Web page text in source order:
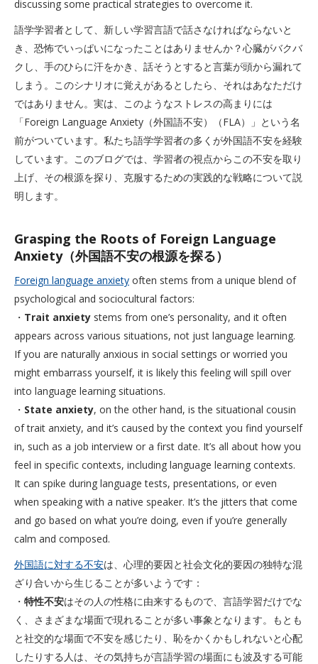
discussing some practical strategies to overcome it.
語学学習者として、新しい学習言語で話さなければならないと
き、恐怖でいっぱいになったことはありませんか？心臓がバクバ
クし、手のひらに汗をかき、話そうとすると言葉が頭から漏れて
しまう。このシナリオに覚えがあるとしたら、それはあなただけ
ではありません。実は、このようなストレスの高まりには
「Foreign Language Anxiety（外国語不安）（FLA）」という名
前がついています。私たち語学学習者の多くが外国語不安を経験
しています。このブログでは、学習者の視点からこの不安を取り
上げ、その根源を探り、克服するための実践的な戦略について説
明します。
Grasping the Roots of Foreign Language
Anxiety（外国語不安の根源を探る）
Foreign language anxiety often stems from a unique blend of
psychological and sociocultural factors:
・ Trait anxiety stems from one’s personality, and it often
appears across various situations, not just language learning.
If you are naturally anxious in social settings or worried you
might embarrass yourself, it is likely this feeling will spill over
into language learning situations.
・ State anxiety, on the other hand, is the situational cousin
of trait anxiety, and it’s caused by the context you find yourself
in, such as a job interview or a first date. It’s all about how you
feel in specific contexts, including language learning contexts.
It can spike during language tests, presentations, or even
when speaking with a native speaker. It’s the jitters that come
and go based on what you’re doing, even if you’re generally
calm and composed.
外国語に対する不安は、心理的要因と社会文化的要因の独特な混
ざり合いから生じることが多いようです：
・ 特性不安はその人の性格に由来するもので、言語学習だけでな
く、さまざまな場面で現れることが多い事象となります。もとも
と社交的な場面で不安を感じたり、恥をかくかもしれないと心配
したりする人は、その気持ちが言語学習の場面にも波及する可能